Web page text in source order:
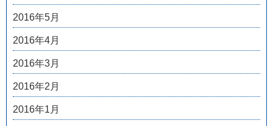
2016年5月
2016年4月
2016年3月
2016年2月
2016年1月